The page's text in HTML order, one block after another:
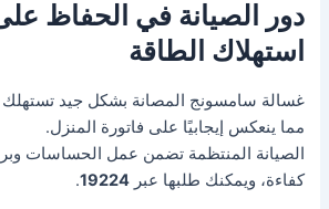
دور الصيانة في الحفاظ
استهلاك الطاقة
غسالة سامسونج المصانة بشكل جيد تستهلك
مما ينعكس إيجابيًا على فاتورة المنزل.
الصيانة المنتظمة تضمن عمل الحساسات
كفاءة، ويمكنك طلبها عبر19224
.